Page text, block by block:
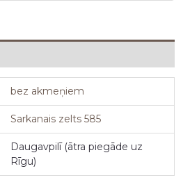
bez akmeņiem
Sarkanais zelts 585
Daugavpilī (ātra piegāde uz
Rīgu)